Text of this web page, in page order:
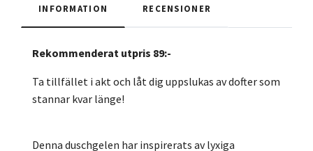
INFORMATION RECENSIONER
Rekommenderat utpris 89:-
Ta tillfället i akt och låt dig uppslukas av dofter som
stannar kvar länge!
Denna duschgelen har inspirerats av lyxiga